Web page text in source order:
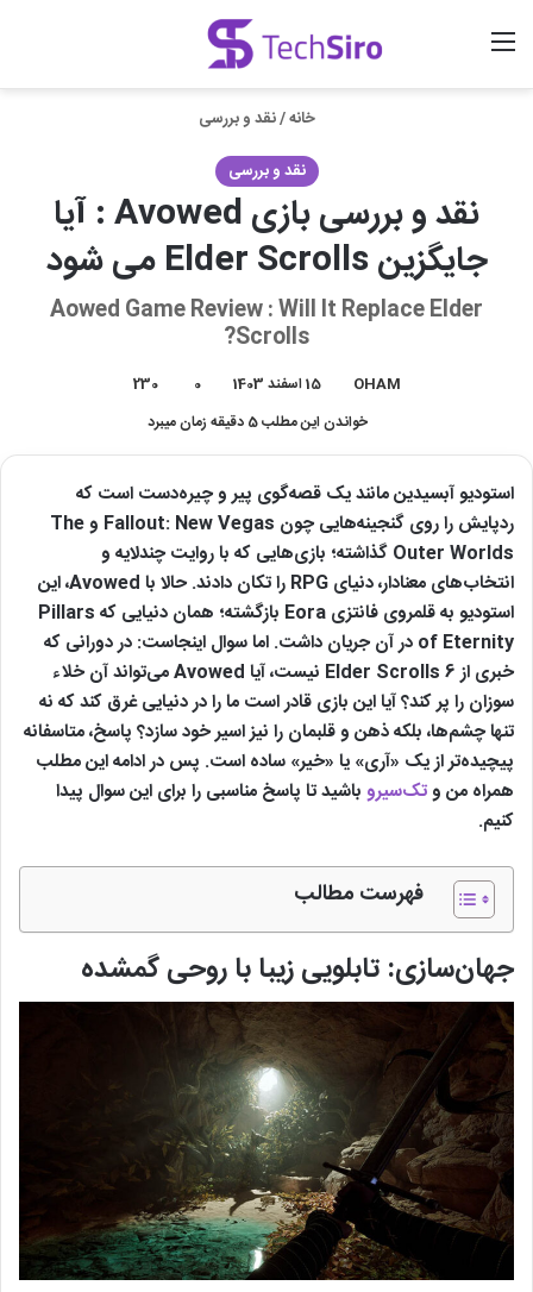
جستجو برای
ورود
خانه/نقد و بررسی
نقد و بررسی
نقد و بررسی بازی Avowed : آیا
جایگزین Elder Scrolls می شود
Aowed Game Review : Will It Replace Elder
Scrolls?
OHAM 15 اسفند 1403 0
230
خواندن این مطلب 5 دقیقه زمان میبرد
استودیو آبسیدین مانند یک قصه‌گوی پیر و چیره‌دست است که
ردپایش را روی گنجینه‌هایی چون Fallout: New Vegas و The
Outer Worlds گذاشته؛ بازی‌هایی که با روایت چندلایه و
انتخاب‌های معنادار، دنیای RPG را تکان دادند. حالا با Avowed، این
استودیو به قلمروی فانتزی Eora بازگشته؛ همان دنیایی که Pillars
of Eternity در آن جریان داشت. اما سوال اینجاست: در دورانی که
خبری از Elder Scrolls 6 نیست، آیا Avowed می‌تواند آن خلاء
سوزان را پر کند؟ آیا این بازی قادر است ما را در دنیایی غرق کند که نه
تنها چشم‌ها، بلکه ذهن و قلبمان را نیز اسیر خود سازد؟ پاسخ، متاسفانه
پیچیده‌تر از یک «آری» یا «خیر» ساده است. پس در ادامه این مطلب
همراه من وتک‌سیرو باشید تا پاسخ مناسبی را برای این سوال پیدا
کنیم.
فهرست مطالب
جهان‌سازی: تابلویی زیبا با روحی گمشده